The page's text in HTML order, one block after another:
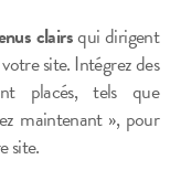
clairsqui dirigent
site. Intégrez des
placés, tels que
maintenant », pour
site.